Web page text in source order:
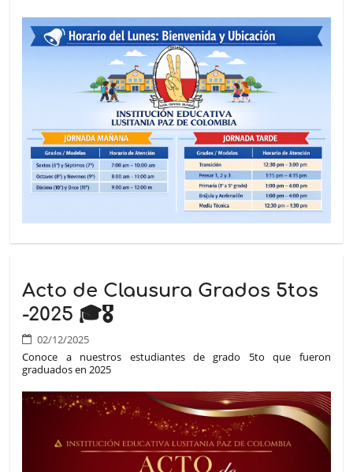
Acto de Clausura Grados 5tos
-2025 🎓🎖️
02/12/2025
Conoce a nuestros estudiantes de grado 5to que fueron
graduados en 2025